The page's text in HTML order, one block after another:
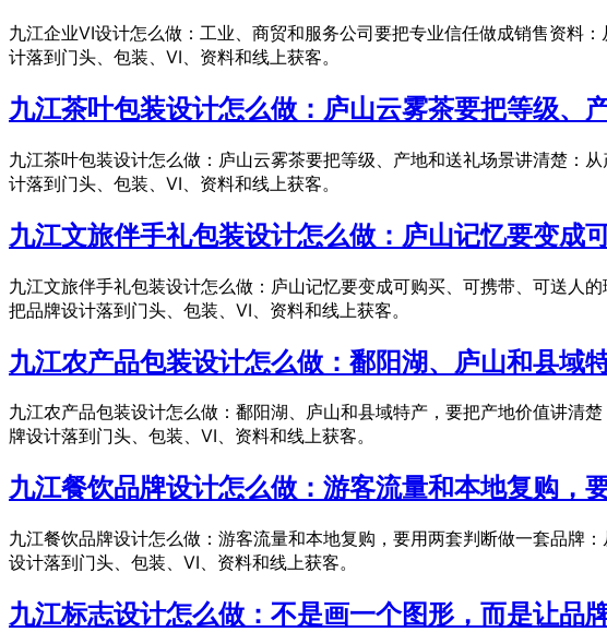
九江企业VI设计怎么做：工业、商贸和服务公司要把专业信任做成销售资料
计落到门头、包装、VI、资料和线上获客。
九江茶叶包装设计怎么做：庐山云雾茶要把等级、
九江茶叶包装设计怎么做：庐山云雾茶要把等级、产地和送礼场景讲清楚：
计落到门头、包装、VI、资料和线上获客。
九江文旅伴手礼包装设计怎么做：庐山记忆要变成
九江文旅伴手礼包装设计怎么做：庐山记忆要变成可购买、可携带、可送人
把品牌设计落到门头、包装、VI、资料和线上获客。
九江农产品包装设计怎么做：鄱阳湖、庐山和县域
九江农产品包装设计怎么做：鄱阳湖、庐山和县域特产，要把产地价值讲清
牌设计落到门头、包装、VI、资料和线上获客。
九江餐饮品牌设计怎么做：游客流量和本地复购，
九江餐饮品牌设计怎么做：游客流量和本地复购，要用两套判断做一套品牌
设计落到门头、包装、VI、资料和线上获客。
九江标志设计怎么做：不是画一个图形，而是让品